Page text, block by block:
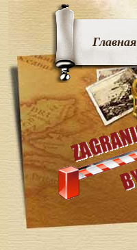
Главная